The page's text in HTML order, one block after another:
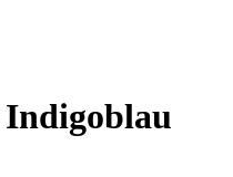
Indigoblau